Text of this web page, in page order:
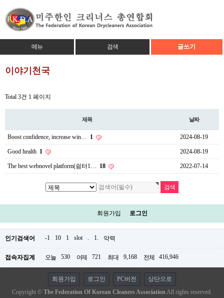
메뉴 검색 글쓰기
이야기천국
Total 3건 1 페이지
제목 날짜
Boost confidence, increase win… 1 2024-08-19
Good health 1 2024-08-19
The best webnovel platform(쉼터1… 18 2022-07-14
회원가입 로그인
인기검색어 -1 10 1 slot . 1. 약력
접속자집계 오늘 530 어제 721 최대 9,168 전체 416,946
회원가입 로그인 PC버전
상단으로
Copyright © The Federation Of Korean Cleaners Association All rights reserved.